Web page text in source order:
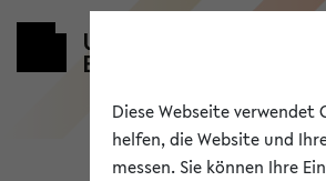
Diese Webseite
helfen, die Website und
messen. Sie können Ihre